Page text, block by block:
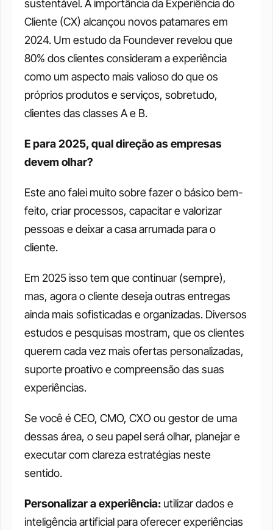
sustentável. A importância da Experiência do
Cliente (CX) alcançou novos patamares em
2024. Um estudo da Foundever revelou que
80% dos clientes consideram a experiência
como um aspecto mais valioso do que os
próprios produtos e serviços, sobretudo,
clientes das classes A e B.
E para 2025, qual direção as empresas
devem olhar?
Este ano falei muito sobre fazer o básico bem-
feito, criar processos, capacitar e valorizar
pessoas e deixar a casa arrumada para o
cliente.
Em 2025 isso tem que continuar (sempre),
mas, agora o cliente deseja outras entregas
ainda mais sofisticadas e organizadas. Diversos
estudos e pesquisas mostram, que os clientes
querem cada vez mais ofertas personalizadas,
suporte proativo e compreensão das suas
experiências.
Se você é CEO, CMO, CXO ou gestor de uma
dessas área, o seu papel será olhar, planejar e
executar com clareza estratégias neste
sentido.
Personalizar a experiência: utilizar dados e
inteligência artificial para oferecer experiências